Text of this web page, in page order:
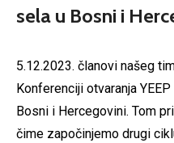
sela u Bosni i
5.12.2023. članovi našeg
Konferenciji otvaranja
Bosni i Hercegovini. Tom
čime započinjemo drugi